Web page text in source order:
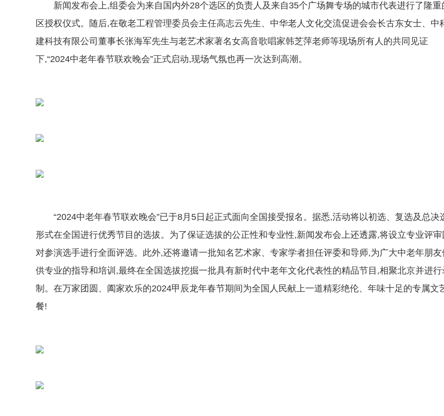
新闻发布会上,组委会为来自国内外28个选区的负责人及来自35个广场舞专场的城市代表进行了隆重
区授权仪式。随后,在敬老工程管理委员会主任高志云先生、中华老人文化交流促进会会长古东女士、中
建科技有限公司董事长张海军先生与老艺术家著名女高音歌唱家韩芝萍老师等现场所有人的共同见证
下,“2024中老年春节联欢晚会”正式启动,现场气氛也再一次达到高潮。
“2024中老年春节联欢晚会”已于8月5日起正式面向全国接受报名。据悉,活动将以初选、复选及总决
形式在全国进行优秀节目的选拔。为了保证选拔的公正性和专业性,新闻发布会上还透露,将设立专业评审
对参演选手进行全面评选。此外,还将邀请一批知名艺术家、专家学者担任评委和导师,为广大中老年朋友
供专业的指导和培训,最终在全国选拔挖掘一批具有新时代中老年文化代表性的精品节目,相聚北京并进行
制。在万家团圆、阖家欢乐的2024甲辰龙年春节期间为全国人民献上一道精彩绝伦、年味十足的专属文
餐!